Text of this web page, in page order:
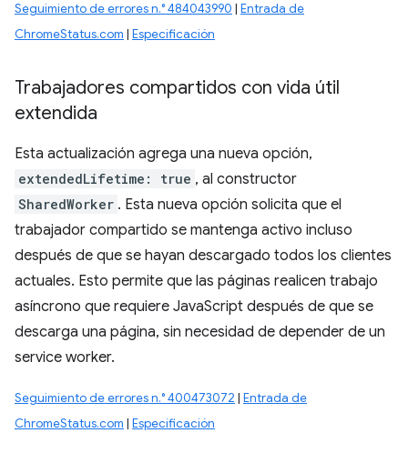
Seguimiento de errores n.° 484043990 | Entrada de
ChromeStatus.com | Especificación
Trabajadores compartidos con vida útil
extendida
Esta actualización agrega una nueva opción,
extendedLifetime: true , al constructor
SharedWorker . Esta nueva opción solicita que el
trabajador compartido se mantenga activo incluso
después de que se hayan descargado todos los clientes
actuales. Esto permite que las páginas realicen trabajo
asíncrono que requiere JavaScript después de que se
descarga una página, sin necesidad de depender de un
service worker.
Seguimiento de errores n.° 400473072 | Entrada de
ChromeStatus.com | Especificación